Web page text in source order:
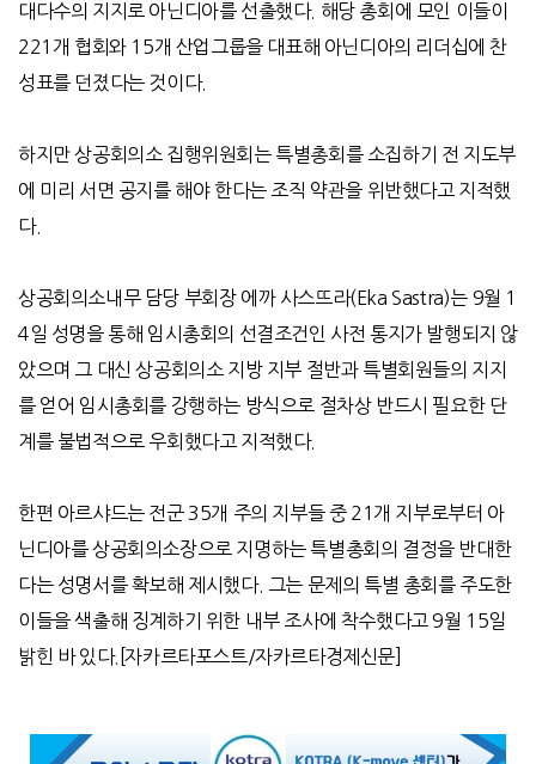
대다수의 지지로 아닌디아를 선출했다. 해당 총회에 모인 이들이
221 개 협회와15개 산업그룹을 대표해 아닌디아의 리더십에 찬
성표를 던졌다는 것이다.
하지만 상공회의소 집행위원회는 특별총회를 소집하기 전 지도부
에 미리 서면 공지를 해야 한다는 조직 약관을 위반했다고 지적했
다.
상공회의소내무 담당 부회장 에까 사스뜨라(Eka Sastra)는 9월 1
4일 성명을 통해 임시총회의 선결조건인 사전 통지가 발행되지 않
았으며 그 대신 상공회의소 지방 지부 절반과 특별회원들의 지지
를 얻어 임시총회를 강행하는 방식으로 절차상 반드시 필요한 단
계를 불법적으로 우회했다고 지적했다.
한편 아르샤드는 전군35개 주의 지부들 중21 개 지부로부터 아
닌디아를 상공회의소장으로 지명하는 특별총회의 결정을 반대한
다는 성명서를 확보해 제시했다.
그는 문제의 특별 총회를 주도한
이들을 색출해 징계하기 위한 내부 조사에 착수했다고 9월 15일
밝힌 바 있다.[자카르타포스트 /자카르타경제신문